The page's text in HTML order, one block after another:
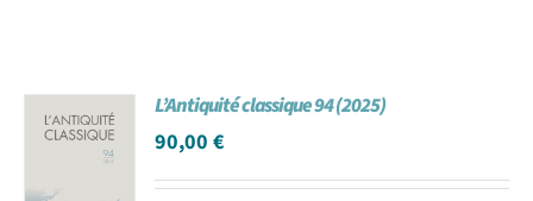
L’Antiquité classique 94 (2025)
90,00€